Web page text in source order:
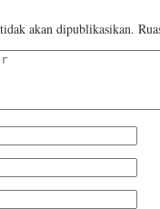
akan dipublikasikan.